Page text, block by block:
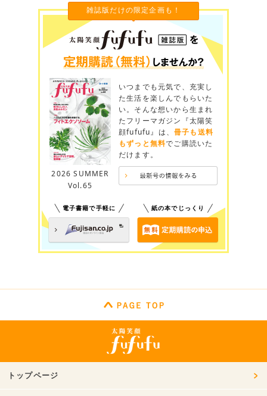
雑誌版だけの限定企画も！
2026 SUMMER
Vol.65
いつまでも元気で、充実し
た生活を楽しんでもらいた
い。そんな想いから生まれ
たフリーマガジン『太陽笑
顔fufufu』は、 冊子も送料
もずっと無料でご購読いた
だけます。
電子書籍で手軽に 紙の本でじっくり
トップページ